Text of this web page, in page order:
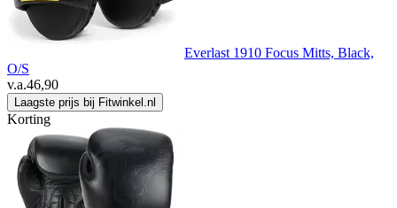
Everlast 1910 Focus Mitts, Black,
O/S
v.a.46,90
Laagste prijs bij Fitwinkel.nl
Korting